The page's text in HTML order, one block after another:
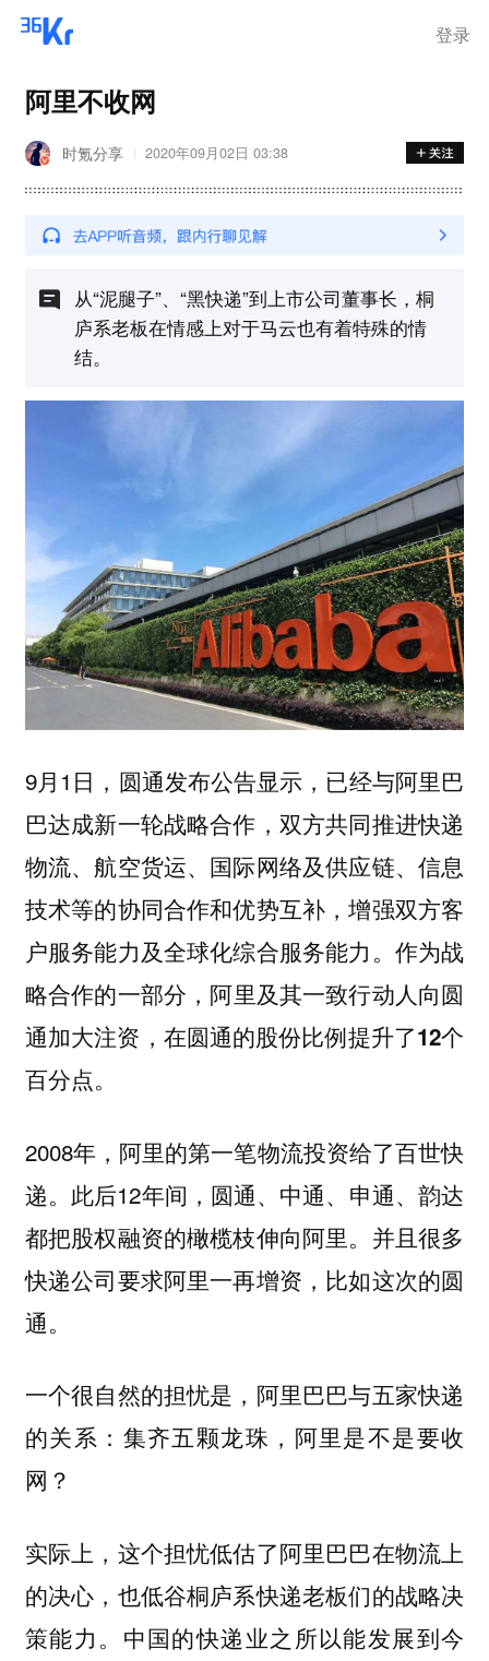
登录
阿里不收网
时氪分享 2020年09月02日 03:38
从“泥腿子”、“黑快递”到上市公司董事长，桐
庐系老板在情感上对于马云也有着特殊的情
结。
9月1日，圆通发布公告显示，已经与阿里巴
巴达成新一轮战略合作，双方共同推进快递
物流、航空货运、国际网络及供应链、信息
技术等的协同合作和优势互补，增强双方客
户服务能力及全球化综合服务能力。 作为战
略合作的一部分， 阿里及其一致行动人向圆
通加大注资，在圆通的股份比例提升了12个
百分点。
2008年，阿里的第一笔物流投资给了百世快
递。此后12年间，圆通、中通、申通、韵达
都把股权融资的橄榄枝伸向阿里。并且很多
快递公司要求阿里一再增资，比如这次的圆
通。
一个很自然的担忧是，阿里巴巴与五家快递
的关系：集齐五颗龙珠，阿里是不是要收
网？
实际上，这个担忧低估了阿里巴巴在物流上
的决心，也低谷桐庐系快递老板们的战略决
策能力。中国的快递业之所以能发展到今